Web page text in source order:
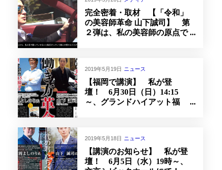
完全密着・取材 【「令和」
の美容師革命 山下誠司】 第
２弾は、私の美容師の原点で
2019年5月19日 ニュース
【福岡で講演】 私が登
壇！ 6月30日（日）14:15
～、グランドハイアット福
2019年5月18日 ニュース
【講演のお知らせ】 私が登
壇！ 6月5日（水）19時～、